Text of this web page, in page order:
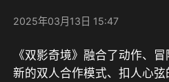
2025年03月13日 15:47
《双影奇境》融合了动作、
新的双人合作模式、扣人心